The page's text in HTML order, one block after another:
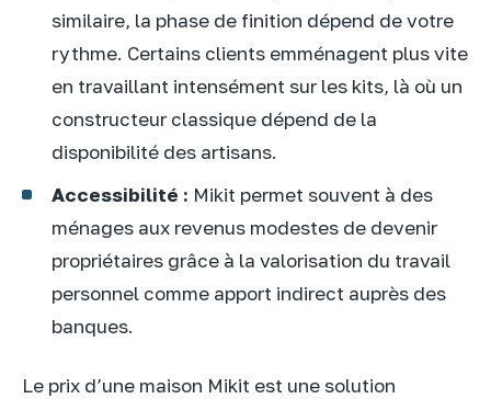
similaire, la phase de finition dépend de votre
rythme. Certains clients emménagent plus vite
en travaillant intensément sur les kits, là où un
constructeur classique dépend de la
disponibilité des artisans.
Accessibilité : Mikit permet souvent à des
ménages aux revenus modestes de devenir
propriétaires grâce à la valorisation du travail
personnel comme apport indirect auprès des
banques.
Le prix d’une maison Mikit est une solution